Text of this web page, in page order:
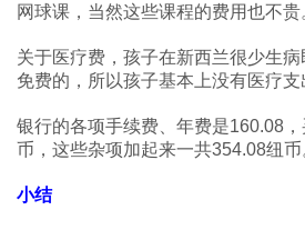
网球课，当然这些课程的费用也不贵
关于医疗费，孩子在新西兰很少生
免费的，所以孩子基本上没有医疗支
银行的各项手续费、年费是160.08
币，这些杂项加起来一共354.08纽币
小结